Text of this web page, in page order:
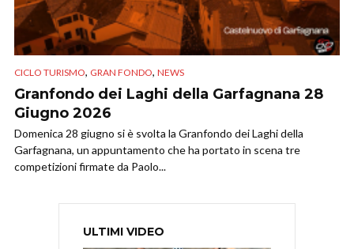
CICLO TURISMO, GRAN FONDO, NEWS
Granfondo dei Laghi della Garfagnana 28
Giugno 2026
Domenica 28 giugno si è svolta la Granfondo dei Laghi della
Garfagnana, un appuntamento che ha portato in scena tre
competizioni firmate da Paolo...
ULTIMI VIDEO